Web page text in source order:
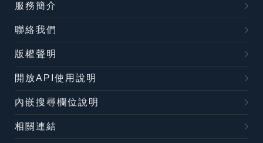
服務簡介
聯絡我們
版權聲明
開放API使用說明
內嵌搜尋欄位說明
相關連結